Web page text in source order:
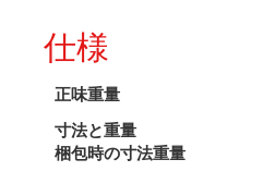
仕様
正味重量
寸法と重量
梱包時の寸法重量